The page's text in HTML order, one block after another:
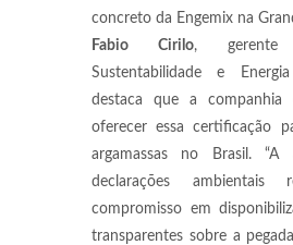
concreto da Engemix na
Fabio Cirilo, gerente
Sustentabilidade e
destaca que a companhia
oferecer essa certificação
argamassas no Brasil. “A
declarações ambientais
compromisso em
transparentes sobre a